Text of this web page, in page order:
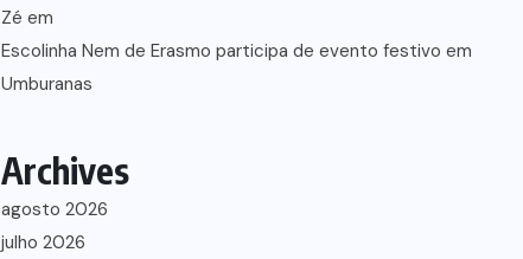
Zé em
Escolinha Nem de Erasmo participa de evento festivo em
Umburanas
Archives
agosto 2026
julho 2026